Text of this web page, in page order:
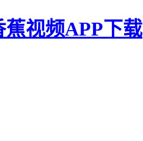
视频APP下载